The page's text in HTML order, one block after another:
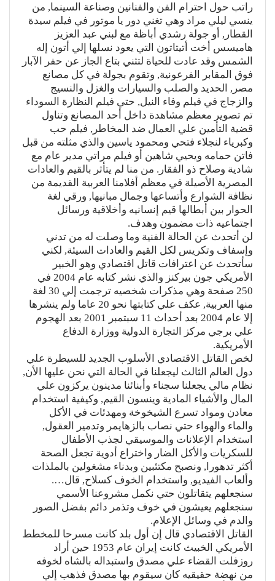
راتب حول احترام الفن والفنانين وصناعة السينما, من
ينسي ليلي مراد وهي تغني دور يا موتور في فيلم سيدة
القطار, أو جولة رشدي أباظة مع لبني عبد العزيز
هاميسس أخت أتيتاتون التي يعود نسلها إلي أتون إله
الشمس وقد عادت للحياة لتثني بتاع الجاز عن حفر الآبار
فوق المقابر الفرعونية, وتقوم بجولة في كل مصانع
مصر, الحديد والصلب والسيارات والغزل والنسيج
والزجاج في فيلم وفاء النيل, حتي فيلم النظارة السوداء
تم تصوير معظم مشاهدة داخل أحد المصانع وتناول
قضية التأمين علي العمال ضد المخاطر, فيلم حب
وكبرياء لنجلاء فتحي ومحمود ياسين والذي مثلته من قبل
فاتن حمامه ويحيي شاهين أو فيلم مراتي مدير عام مع
شادية وصلاح ذو الفقار. من منا لم يتأثر بالقيم والعادات
المصرية الأصيلة في معظم أفلامنا العربية القديمة من
نظافة الشوارع وأتساعها وجمال مبانيها, ورقي لغة
الحوار بين أبطالها قيم إنسانيه وأخلاقية ورسائل
اجتماعيه ذات مضمون وهدف.
لن أتحدث عن الحالة الفنية وما وصلت له من تدني
وإسفاف وتكريس لكل القيم والعادات السيئة, لكني
سأتحدث عن اعترافات قاتل اقتصادي وهو الخبير
الأمريكي جون بيركنز والذي نشر كتابه عام 2004 في
250 صفحة وهي مذكرات شخصيه ترجمت إلي 30 لغة
منها العربية, عكف علي كتابتها نحو 20 عاما ولم ينشرها
إلا عام 2004 بعد أحداث 11 سبتمبر 2001 بعد الهجوم
علي برجي مركز التجارة الدولية ووزارة الدفاع
الأمريكية.
لخص القاتل الاقتصادي الأسلوب الجديد للسيطرة علي
دول العالم الثالث ليجعلنا في الحالة التي نحن عليها الأن,
نظام مالي يجعلنا سجناء وأبنائنا مدينون يركزون علي
المال والأشياء المادية وينسون القيم, وكيفية استخدام
معادن ومواد تسرع الشيخوخة ومهدئات في الأكل
والماء والهواء حتي نصاب بالزهايمر وتدمير العقول,
استخدام الإعلانات والموسيقي لجذب الأطفال
للسكريات والأكل الضار واختراع أدوية تجعل الصحة
أكثر تدهورا, ونصبح مكتئبين وبدناء مشغولين بالملذات
وألعاب الفيديو, واستخدام الخوف كسلاح, قال….
سنجعلهم يتقاتلون حتي نكمل مشروعنا الأسمي
سنجعلهم يعيشون في خوف وتذمر دائم بفضل الصور
والدم في وسائل الإعلام.
القاتل الاقتصادي قال إن أول بلد كانت مسرحا للمخطط
الأمريكي الخبيث كانت إيران عام 1953 حين أراد
روزفلت القضاء علي مصدق واستبداله بالشاه لخوفه
من نهضة حقيقيه كان سيقوم بها مصدق فذهب إلي